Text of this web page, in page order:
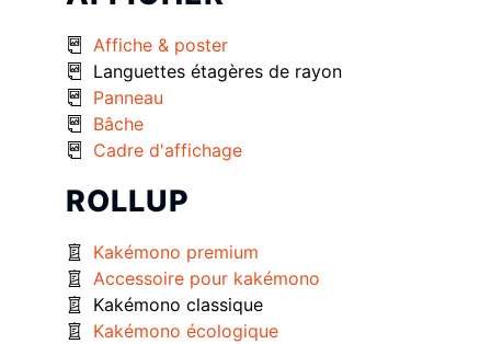
Affiche & poster
Languettes étagères de rayon
Panneau
Bâche
Cadre d'affichage
ROLLUP
Kakémono premium
Accessoire pour kakémono
Kakémono classique
Kakémono écologique